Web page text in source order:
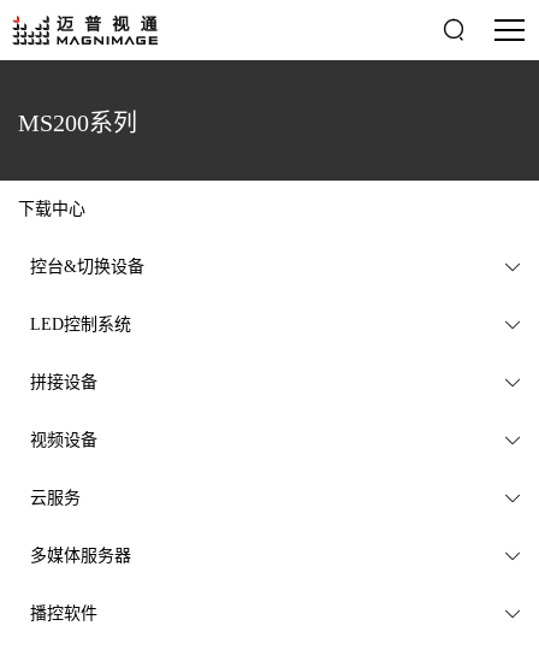

MS200系列
下载中心
控台&切换设备 
LED控制系统 
拼接设备 
视频设备 
云服务 
多媒体服务器 
播控软件 